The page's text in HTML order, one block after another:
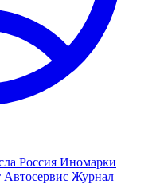
Россия Иномарки
Автосервис Журнал